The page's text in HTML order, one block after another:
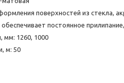
поверхностей из стекла,
постоянное
1260, 1000
м: 50